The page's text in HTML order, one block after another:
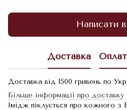
Написати
Доставка
Доставка від 1500 гривень по
Більше інформації про доставку
Імідж піклується про кожного з